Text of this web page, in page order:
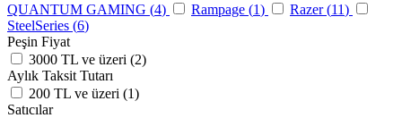
QUANTUM GAMING (4) Rampage (1) Razer (11)
SteelSeries (6)
Peşin Fiyat
3000 TL ve üzeri (2)
Aylık Taksit Tutarı
200 TL ve üzeri (1)
Satıcılar